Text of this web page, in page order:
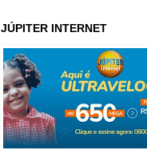
JÚPITER INTERNET